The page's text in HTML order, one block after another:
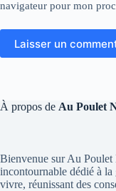
navigateur pour mon
Laisser un
À propos de Au Poulet
Bienvenue sur Au
incontournable dédié à la
vivre, réunissant des